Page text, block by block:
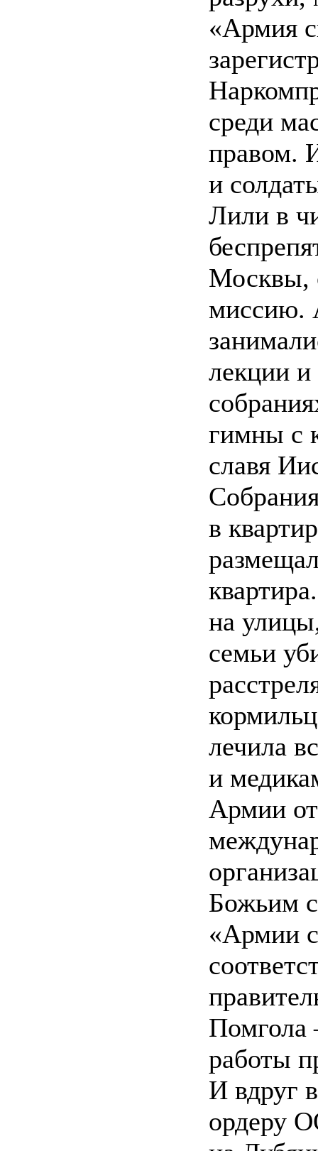
«Армия
среди
правом.
и
Лили в
Москвы,
миссию.
лекции и
гимны с
славя
в
на
семьи
лечила
и
Армии
Божьим
«Армии
работы
И вдруг
ордеру